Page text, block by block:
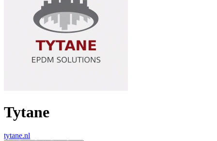
Tytane
tytane.nl